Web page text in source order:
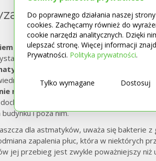
negatywnie
stał się obiektem obserwacji
z takich urządzeń częściej
lub zbyt rzadko czyszczone filtry.
na klimatyzację
”. Tymczasem objawy
kiedy jesteśmy narażeni na znaczne
i poza nim.
dla astmatyków, uważa się bakterie z
zapalenia płuc, która w niektórych
jej przebieg jest zwykle poważniejszy niż
Do poprawnego działania naszej
cookies. Zachęcamy również do
cookie narzędzi analitycznych. Dzięki
ulepszać stronę. Więcej informacji
Prywatności. Polityka prywatności.
Dostosuj
Tylko wymagane